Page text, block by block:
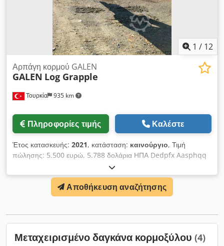
1 / 12
Τουρκία 935 km
Αρπάγη κορμού GALEN
GALEN Log Grapple
Πληροφορίες τιμής Καλέστε
Έτος κατασκευής: 2021, κατάσταση: καινούργιο, Τιμή
πώλησης: 5.500 ευρώ, 5.788 δολάρια ΗΠΑ Dedpfx Aasphqq
Αποθήκευση αναζήτησης
Μεταχειρισμένο δαγκάνα κορμοξύλου (4)